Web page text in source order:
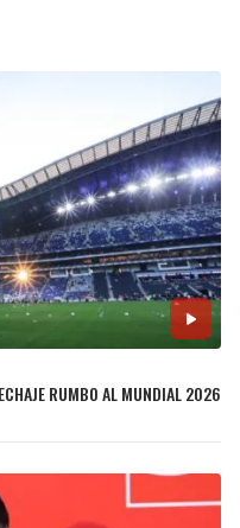
RUMBO AL MUNDIAL 2026